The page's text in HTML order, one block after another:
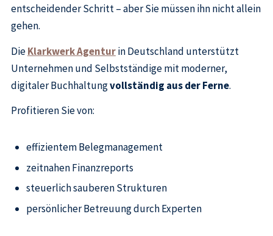
entscheidender Schritt – aber Sie müssen ihn nicht allein
gehen.
DieKlarkwerk Agenturin Deutschland unterstützt
Unternehmen und Selbstständige mit moderner,
digitaler Buchhaltungvollständig aus der Ferne.
Profitieren Sie von:
effizientem Belegmanagement
zeitnahen Finanzreports
steuerlich sauberen Strukturen
persönlicher Betreuung durch Experten